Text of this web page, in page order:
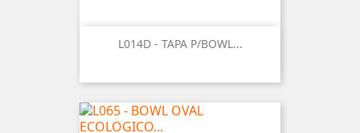
L014D - TAPA P/BOWL...